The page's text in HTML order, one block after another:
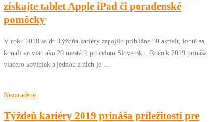
získajte tablet Apple iPad či poradenské
pomôcky
V roku 2018 sa do Týždňa kariéry zapojilo približne 50 aktivít, ktoré sa
konali vo viac ako 20 mestách po celom Slovensku. Ročník 2019 prináša
viacero noviniek a jednou z nich je …
Nezaradené
Týždeň kariéry 2019 prináša príležitosti pre